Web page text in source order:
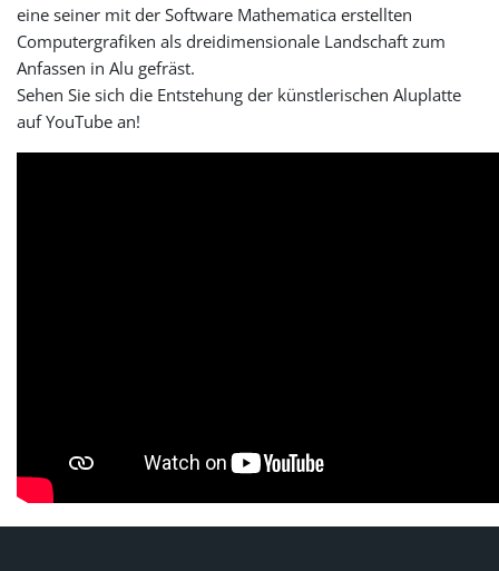
eine seiner mit der Software Mathematica erstellten
Computergrafiken als dreidimensionale Landschaft zum
Anfassen in Alu gefräst.
Sehen Sie sich die Entstehung der künstlerischen Aluplatte
auf YouTube an!